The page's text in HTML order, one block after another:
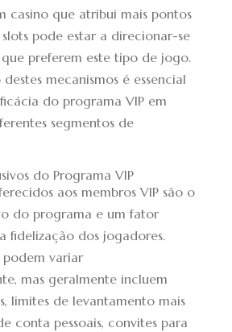
casino que atribui mais pontos
pode estar a direcionar-se
preferem este tipo de jogo.
mecanismos é essencial
do programa VIP em
segmentos de
do Programa VIP
aos membros VIP são o
do programa e um fator
fidelização dos jogadores.
podem variar
mas geralmente incluem
limites de levantamento mais
conta pessoais, convites para